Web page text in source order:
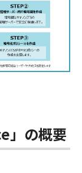
」の概要